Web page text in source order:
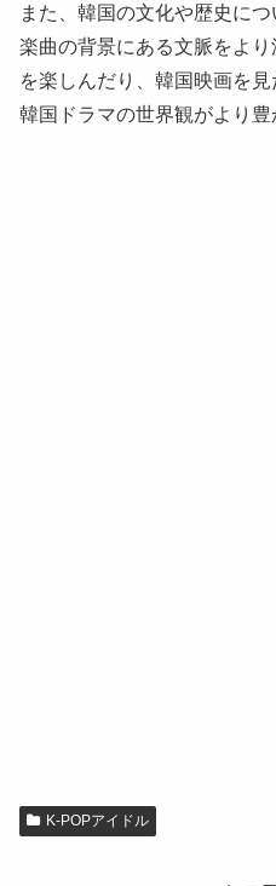
また、韓国の文化や歴史に
楽曲の背景にある文脈をよ
を楽しんだり、韓国映画を
韓国ドラマの世界観がより豊
K-POPアイドル